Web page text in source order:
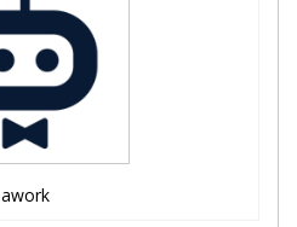
awork